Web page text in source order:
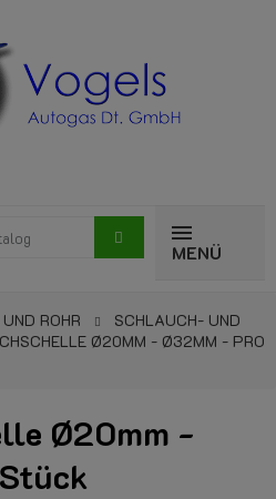
MENÜ
ROHR
SCHLAUCH- UND
Ø20MM - Ø32MM - PRO
Ø20mm -